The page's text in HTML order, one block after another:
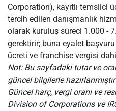
Corporation), kayıtlı temsilci
tercih edilen danışmanlık
olarak kuruluş süreci 1.000 -
gerektirir; buna eyalet başvuru
ücreti ve franchise vergisi
Not: Bu sayfadaki tutar ve
güncel bilgilerle
Güncel harç, vergi oranı ve
Division of Corporations ve